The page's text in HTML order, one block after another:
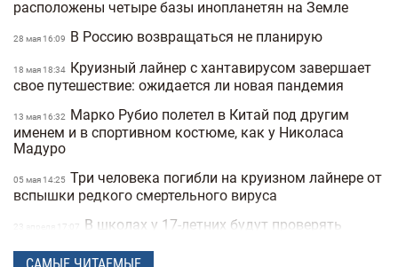
расположены четыре базы инопланетян на Земле
28 мая 16:09 В Россию возвращаться не планирую
18 мая 18:34 Круизный лайнер с хантавирусом завершает
свое путешествие: ожидается ли новая пандемия
13 мая 16:32
Марко Рубио полетел в Китай под другим
именем и в спортивном костюме, как у Николаса
Мадуро
05 мая 14:25 Три человека погибли на круизном лайнере от
вспышки редкого смертельного вируса
23 апреля 17:07
В школах у 17-летних будут проверять